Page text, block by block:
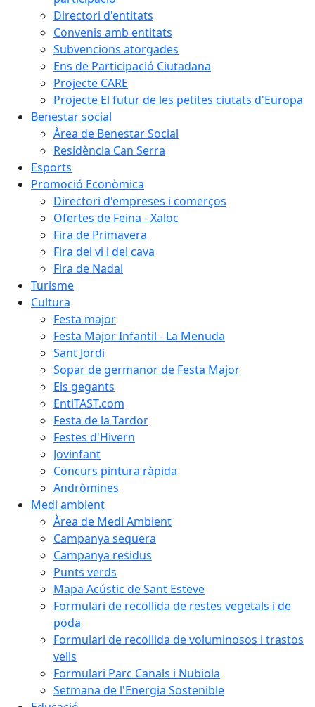
Directori d'entitats
Convenis amb entitats
Subvencions atorgades
Ens de Participació Ciutadana
Projecte CARE
Projecte El futur de les petites ciutats d'Europa
Benestar social
Àrea de Benestar Social
Residència Can Serra
Esports
Promoció Econòmica
Directori d'empreses i comerços
Ofertes de Feina - Xaloc
Fira de Primavera
Fira del vi i del cava
Fira de Nadal
Turisme
Cultura
Festa major
Festa Major Infantil - La Menuda
Sant Jordi
Sopar de germanor de Festa Major
Els gegants
EntiTAST.com
Festa de la Tardor
Festes d'Hivern
Jovinfant
Concurs pintura ràpida
Andròmines
Medi ambient
Àrea de Medi Ambient
Campanya sequera
Campanya residus
Punts verds
Mapa Acústic de Sant Esteve
Formulari de recollida de restes vegetals i de
poda
Formulari de recollida de voluminosos i trastos
vells
Formulari Parc Canals i Nubiola
Setmana de l'Energia Sostenible